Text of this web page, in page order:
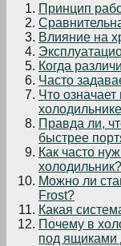
Принцип
Влияние на
Когда
Часто
Что
Правда ли,
быстрее
Как часто
холодильник?
Можно ли
Frost?
Какая
Почему в
под